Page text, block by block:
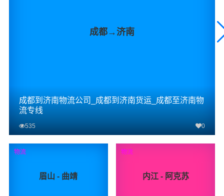
成都→济南
成都到济南物流公司_成都到济南货运_成都至济南物
流专线
535 0
查看详细
眉山 - 曲靖
物流
内江 - 阿克苏
物流